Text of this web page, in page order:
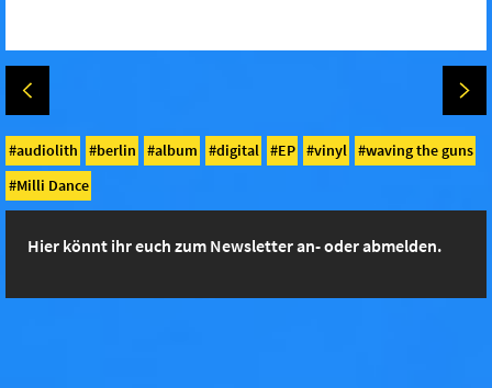
audiolith berlin album digital EP vinyl
waving the guns
Milli Dance
Hier könnt ihr euch zum Newsletter an- oder abmelden.